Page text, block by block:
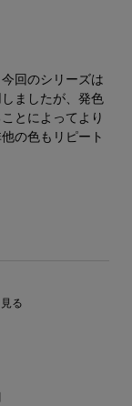
回のシリーズは
ましたが、発色
とによってより
の色もリピート
る